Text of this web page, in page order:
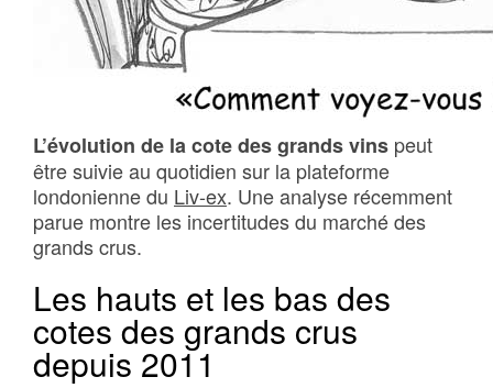
L’évolution de la cote des grands vins peut
être suivie au quotidien sur la plateforme
londonienne du Liv-ex. Une analyse récemment
parue montre les incertitudes du marché des
grands crus.
Les hauts et les bas des
cotes des grands crus
depuis 2011